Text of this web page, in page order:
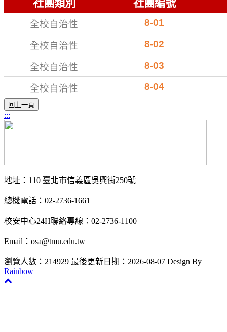
社團類別 社團編號
全校自治性 8-01
全校自治性 8-02
全校自治性 8-03
全校自治性 8-04
:::
地址：110 臺北市信義區吳興街250號
總機電話：02-2736-1661
校安中心24H聯絡專線：02-2736-1100
Email：osa@tmu.edu.tw
瀏覽人數：214929 最後更新日期：2026-08-07 Design By
Rainbow